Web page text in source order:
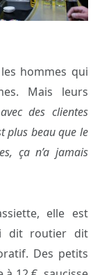
hommes qui
Mais leurs
des clientes
plus beau que le
ça n’a jamais
elle est
dit routier dit
Des petits